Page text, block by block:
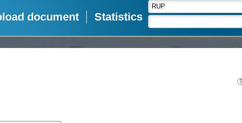
document Statistics